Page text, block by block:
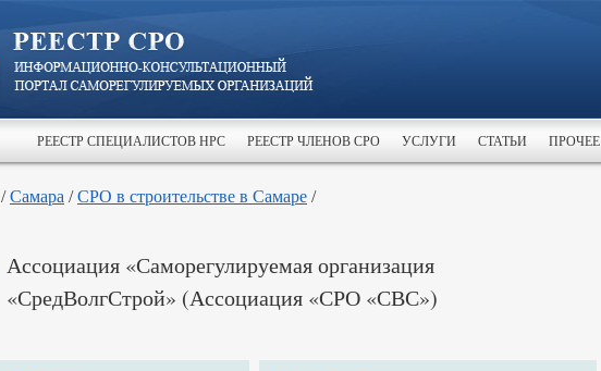
РЕЕСТР СПЕЦИАЛИСТОВ НРС РЕЕСТР ЧЛЕНОВ СРО УСЛУГИ СТАТЬИ ПРОЧЕЕ
/Самара /СРО в строительстве в Самаре /
Ассоциация «Саморегулируемая организация
«СредВолгСтрой» (Ассоциация «СРО «СВС»)